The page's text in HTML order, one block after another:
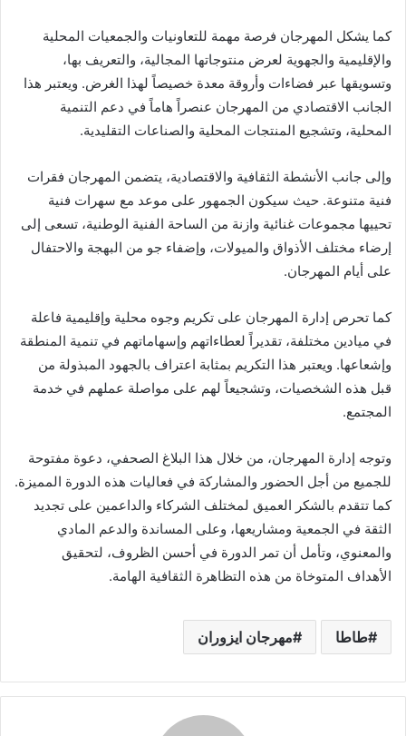
كما يشكل المهرجان فرصة مهمة للتعاونيات والجمعيات المحلية
والإقليمية والجهوية لعرض منتوجاتها المجالية، والتعريف بها،
وتسويقها عبر فضاءات وأروقة معدة خصيصاً لهذا الغرض. ويعتبر هذا
الجانب الاقتصادي من المهرجان عنصراً هاماً في دعم التنمية
المحلية، وتشجيع المنتجات المحلية والصناعات التقليدية.
وإلى جانب الأنشطة الثقافية والاقتصادية، يتضمن المهرجان فقرات
فنية متنوعة. حيث سيكون الجمهور على موعد مع سهرات فنية
تحييها مجموعات غنائية وازنة من الساحة الفنية الوطنية، تسعى إلى
إرضاء مختلف الأذواق والميولات، وإضفاء جو من البهجة والاحتفال
على أيام المهرجان.
كما تحرص إدارة المهرجان على تكريم وجوه محلية وإقليمية فاعلة
في ميادين مختلفة، تقديراً لعطاءاتهم وإسهاماتهم في تنمية المنطقة
وإشعاعها. ويعتبر هذا التكريم بمثابة اعتراف بالجهود المبذولة من
قبل هذه الشخصيات، وتشجيعاً لهم على مواصلة عملهم في خدمة
المجتمع.
وتوجه إدارة المهرجان، من خلال هذا البلاغ الصحفي، دعوة مفتوحة
للجميع من أجل الحضور والمشاركة في فعاليات هذه الدورة المميزة.
كما تتقدم بالشكر العميق لمختلف الشركاء والداعمين على تجديد
الثقة في الجمعية ومشاريعها، وعلى المساندة والدعم المادي
والمعنوي، وتأمل أن تمر الدورة في أحسن الظروف، لتحقيق
الأهداف المتوخاة من هذه التظاهرة الثقافية الهامة.
طاطا مهرجان ايزوران